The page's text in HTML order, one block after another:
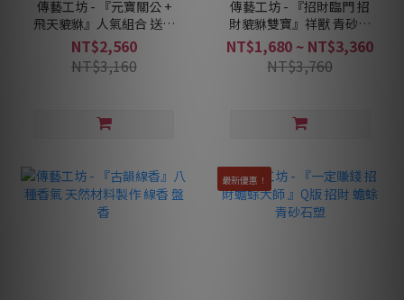
傳藝工坊 - 『元寶關公 +
飛天貔貅』人氣組合 送銅
元寶 青砂石 茶寵 招財 武
財神 擺飾
NT$2,560
NT$3,160
傳藝工坊 - 『招財臨門 招
財貔貅雙寶』祥獸 青砂石
NT$1,680 ~ NT$3,360
NT$3,760
最新優惠！